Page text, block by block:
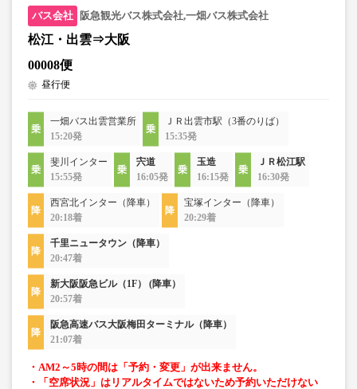
阪急観光バス株式会社,一畑バス株式会社
松江・出雲⇒大阪
00008便
昼行便
一畑バス出雲営業所
15:20発
ＪＲ出雲市駅（3番のりば）
15:35発
斐川インター
15:55発
宍道
16:05発
玉造
16:15発
ＪＲ松江駅
16:30発
西宮北インター（降車）
20:18着
宝塚インター（降車）
20:29着
千里ニュータウン（降車）
20:47着
新大阪阪急ビル（1F） (降車）
20:57着
阪急高速バス大阪梅田ターミナル（降車）
21:07着
・AM2～5時の間は「予約・変更」が出来ません。
・「空席状況」はリアルタイムではないため予約いただけない